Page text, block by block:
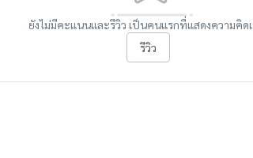
ยังไม่มีคะแนนและรีวิว เป็นคนแรกที่แสดงความคิด
รีวิว